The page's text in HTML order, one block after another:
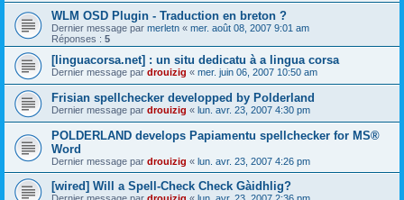
WLM OSD Plugin - Traduction en breton ?
Dernier message par merletn « mer. août 08, 2007 9:01 am
Réponses : 5
[linguacorsa.net] : un situ dedicatu à a lingua corsa
Dernier message par drouizig « mer. juin 06, 2007 10:50 am
Frisian spellchecker developped by Polderland
Dernier message par drouizig « lun. avr. 23, 2007 4:30 pm
POLDERLAND develops Papiamentu spellchecker for MS®
Word
Dernier message par drouizig « lun. avr. 23, 2007 4:26 pm
[wired] Will a Spell-Check Check Gàidhlig?